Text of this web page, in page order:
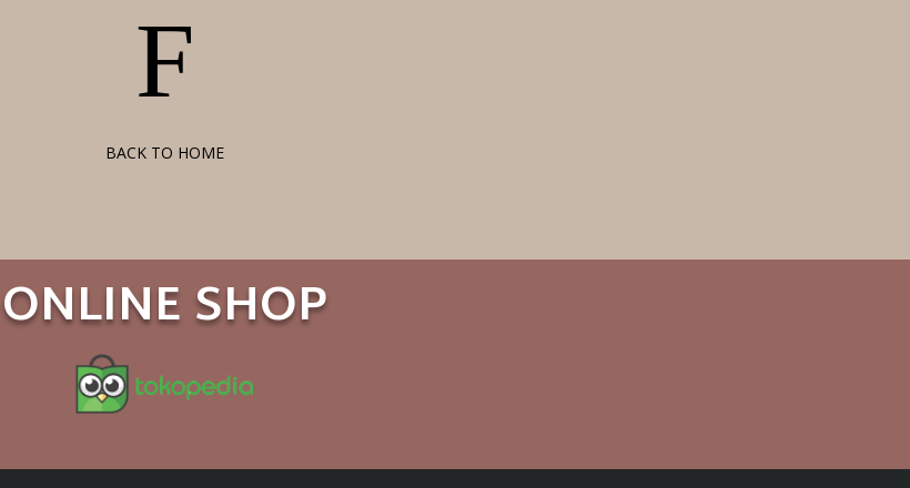
F
BACK TO HOME
ONLINE SHOP